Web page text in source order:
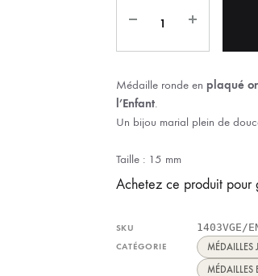
Médaille ronde en plaqué
l’Enfant.
Un bijou marial plein de
Taille : 15 mm
Achetez ce produit pour
SKU 1403VGE/
CATÉGORIE MÉDAILLES
MÉDAILLES